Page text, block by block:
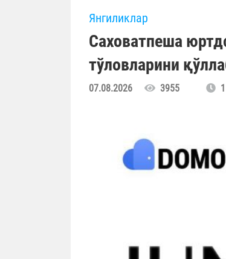
Янгиликлар
Саховатпеша
тўловларини
07.08.2026 3955